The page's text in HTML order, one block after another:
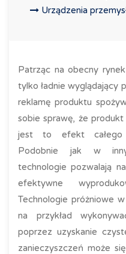
Urządzenia
Patrząc na obecny
tylko ładnie wyglądający
reklamę produktu
sobie sprawę, że
jest to efekt całego
Podobnie jak w
technologie pozwalają
efektywne
Technologie próżniowe
na przykład
poprzez uzyskanie
zanieczyszczeń może